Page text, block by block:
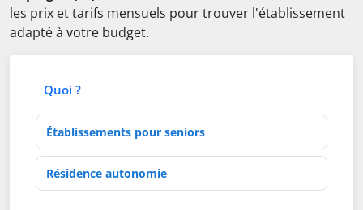
les prix et tarifs mensuels pour trouver l'établissement
adapté à votre budget.
Quoi ?
Type d'établissement
Activités de soins